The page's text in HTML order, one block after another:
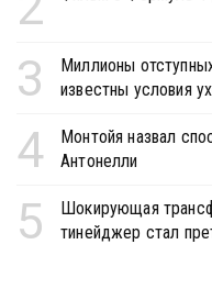
3
Миллионы
известны условия
4
Монтойя назвал
Антонелли
5
Шокирующая
тинейджер стал